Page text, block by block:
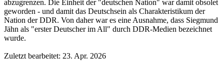
abzugrenzen. Die Einheit der "deutschen Nation" war damit obsolet
geworden - und damit das Deutschsein als Charakteristikum der
Nation der DDR. Von daher war es eine Ausnahme, dass Siegmund
Jähn als "erster Deutscher im All" durch DDR-Medien bezeichnet
wurde.
Zuletzt bearbeitet: 23. Apr. 2026